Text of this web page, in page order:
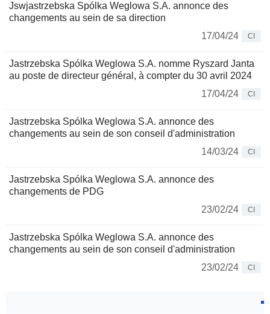
Jswjastrzebska Spólka Weglowa S.A. annonce des
changements au sein de sa direction
17/04/24
CI
Jastrzebska Spólka Weglowa S.A. nomme Ryszard Janta
au poste de directeur général, à compter du 30 avril 2024
17/04/24
CI
Jastrzebska Spólka Weglowa S.A. annonce des
changements au sein de son conseil d'administration
14/03/24
CI
Jastrzebska Spólka Weglowa S.A. annonce des
changements de PDG
23/02/24
CI
Jastrzebska Spólka Weglowa S.A. annonce des
changements au sein de son conseil d'administration
23/02/24
CI